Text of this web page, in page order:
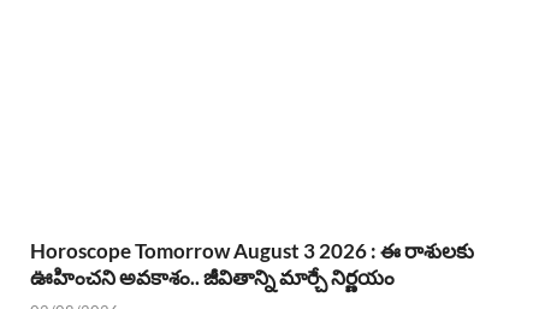
Horoscope Tomorrow August 3 2026 : ఈ రాశులకు
ఊహించని అవకాశం.. జీవితాన్ని మార్చే నిర్ణయం